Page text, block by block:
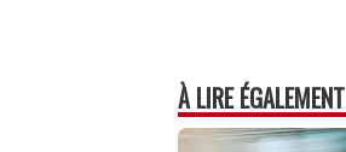
À LIRE ÉGALEMENT